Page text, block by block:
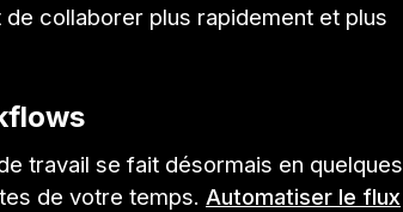
collaborer plus rapidement et plus
travail se fait désormais en quelques
de votre temps. Automatiser le flux